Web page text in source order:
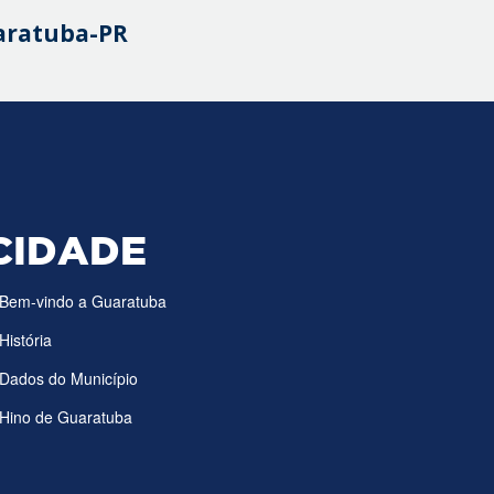
PR
Bem-vindo a Guaratuba
História
Dados do Município
Hino de Guaratuba